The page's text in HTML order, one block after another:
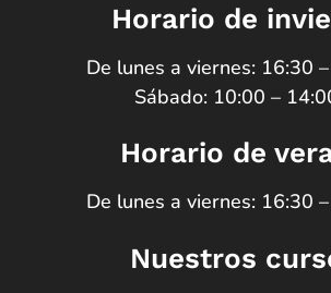
Horario de
De lunes a viernes: 16:30
Sábado: 10:00 –
Horario de
De lunes a viernes: 16:30
Nuestros